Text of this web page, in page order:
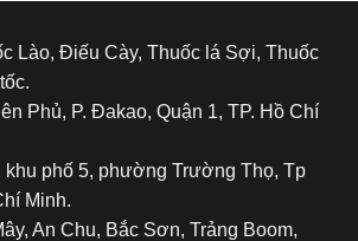
Lào, Điếu Cày, Thuốc lá Sợi, Thuốc
Phủ, P. Đakao, Quận 1, TP. Hồ Chí
phố 5, phường Trường Thọ, Tp
Minh.
An Chu, Bắc Sơn, Trảng Boom,